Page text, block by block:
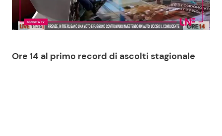
Benessere Cucina e Ricette
Ore 14 al primo record di ascolti stagionale